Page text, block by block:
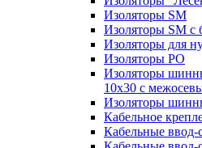
Изоляторы SM
Изоляторы SM c
Изоляторы для
Изоляторы РО
Изоляторы
10х30 с
Изоляторы
Кабельное
Кабельные ввод-